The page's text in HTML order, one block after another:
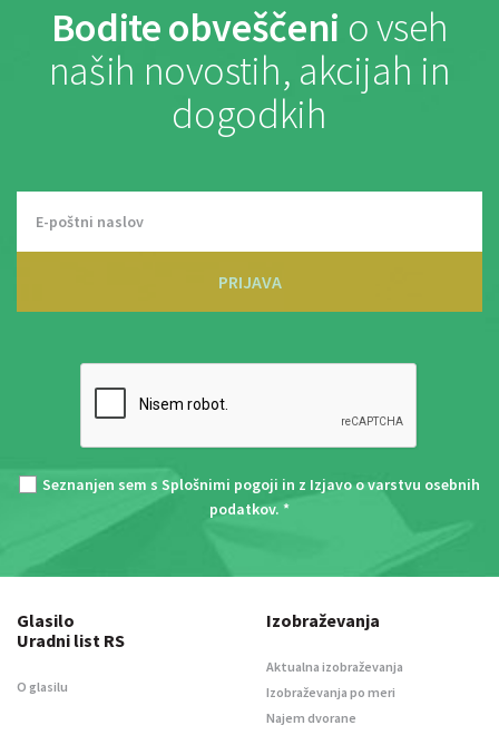
Bodite obveščeni o vseh
naših novostih, akcijah in
dogodkih
PRIJAVA
Seznanjen sem s Splošnimi pogoji in z Izjavo o varstvu osebnih
podatkov. *
Glasilo
Uradni list RS
O glasilu
Izobraževanja
Aktualna izobraževanja
Izobraževanja po meri
Najem dvorane